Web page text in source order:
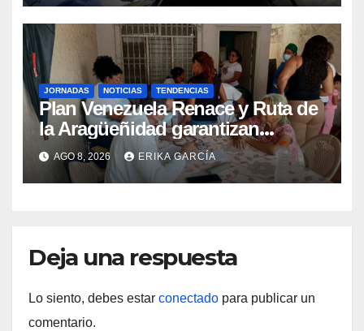
JORNADAS NOTICIAS TENDENCIAS
Plan Venezuela Renace y Ruta de
la Aragüeñidad garantizan
atención médica integral en
Aragua
AGO 8, 2026 ERIKA GARCÍA
Deja una respuesta
Lo siento, debes estar conectado para publicar un
comentario.